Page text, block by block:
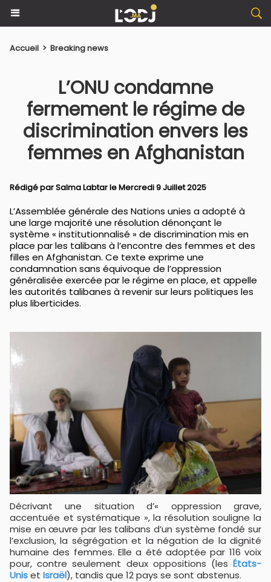
Accueil > Breaking news
L’ONU condamne
fermement le régime de
discrimination envers les
femmes en Afghanistan
Rédigé parSalma Labtarle Mercredi 9 Juillet 2025
L’Assemblée générale des Nations unies a adopté à
une large majorité une résolution dénonçant le
système « institutionnalisé » de discrimination mis en
place par les talibans à l’encontre des femmes et des
filles en Afghanistan. Ce texte exprime une
condamnation sans équivoque de l’oppression
généralisée exercée par le régime en place, et appelle
les autorités talibanes à revenir sur leurs politiques les
plus liberticides.
Décrivant une situation d’« oppression grave,
accentuée et systématique », la résolution souligne la
mise en œuvre par les talibans d’un système fondé sur
l’exclusion, la ségrégation et la négation de la dignité
humaine des femmes. Elle a été adoptée par 116 voix
pour, contre seulement deux oppositions (les États-
Uniset Israël), tandis que 12 pays se sont abstenus.